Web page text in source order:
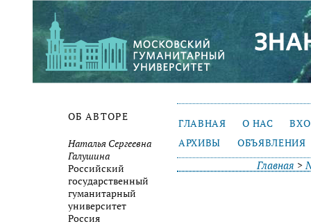
ОБ АВТОРЕ
Наталья Сергеевна
Галушина
Российский
государственный
гуманитарный
университет
Россия
ГЛАВНАЯ О НАС
АРХИВЫ
ОБЪЯВЛЕНИЯ
Главная >